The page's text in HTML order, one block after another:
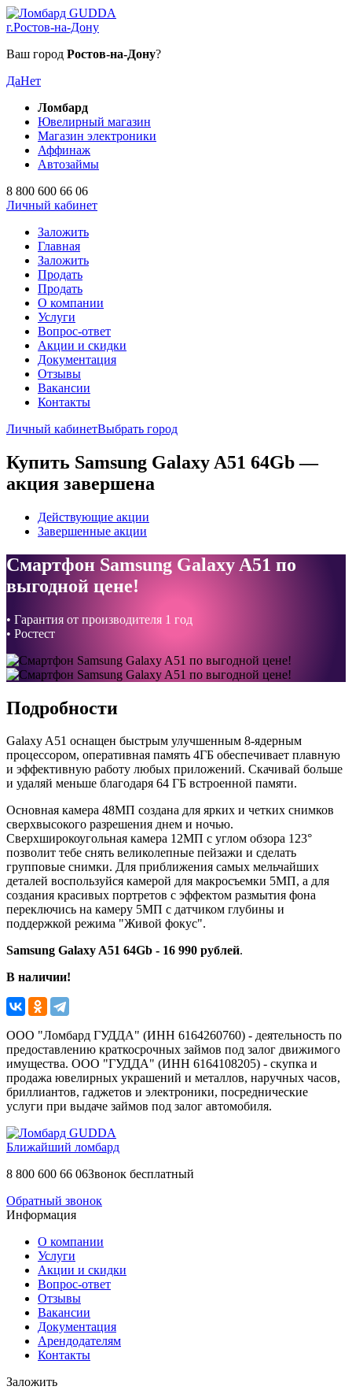
г.Ростов-на-Дону
Ваш город Ростов-на-Дону?
ДаНет
Ломбард
Ювелирный магазин
Магазин электроники
Аффинаж
Автозаймы
8 800 600 66 06
Личный кабинет
Заложить
Главная
Заложить
Продать
Продать
О компании
Услуги
Вопрос-ответ
Акции и скидки
Документация
Отзывы
Вакансии
Контакты
Личный кабинетВыбрать город
Купить Samsung Galaxy A51 64Gb —
акция завершена
Действующие акции
Завершенные акции
Смартфон Samsung Galaxy A51 по
выгодной цене!
• Гарантия от производителя 1 год
• Ростест
Подробности
Galaxy A51 оснащен быстрым улучшенным 8-ядерным
процессором, оперативная память 4ГБ обеспечивает плавную
и эффективную работу любых приложений. Скачивай больше
и удаляй меньше благодаря 64 ГБ встроенной памяти.
Основная камера 48МП создана для ярких и четких снимков
сверхвысокого разрешения днем и ночью.
Сверхширокоугольная камера 12МП с углом обзора 123°
позволит тебе снять великолепные пейзажи и сделать
групповые снимки. Для приближения самых мельчайших
деталей воспользуйся камерой для макросъемки 5МП, а для
создания красивых портретов с эффектом размытия фона
переключись на камеру 5МП с датчиком глубины и
поддержкой режима "Живой фокус".
Samsung Galaxy A51 64Gb - 16 990 рублей.
В наличии!
ООО "Ломбард ГУДДА" (ИНН 6164260760) - деятельность по
предоставлению краткосрочных займов под залог движимого
имущества. ООО "ГУДДА" (ИНН 6164108205) - скупка и
продажа ювелирных украшений и металлов, наручных часов,
бриллиантов, гаджетов и электроники, посреднические
услуги при выдаче займов под залог автомобиля.
Ближайший ломбард
8 800 600 66 06Звонок бесплатный
Обратный звонок
Информация
О компании
Услуги
Акции и скидки
Вопрос-ответ
Отзывы
Вакансии
Документация
Арендодателям
Контакты
Заложить